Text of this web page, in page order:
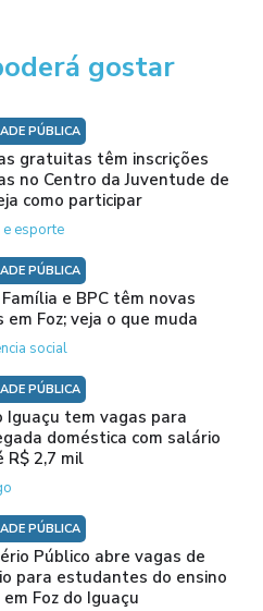
gostar
PÚBLICA
gratuitas têm inscrições
no Centro da Juventude de
como participar
e esporte
PÚBLICA
e BPC têm novas
em Foz; veja o que muda
social
PÚBLICA
Iguaçu tem vagas para
doméstica com salário
R$ 2,7 mil
PÚBLICA
Público abre vagas de
para estudantes do ensino
Foz do Iguaçu